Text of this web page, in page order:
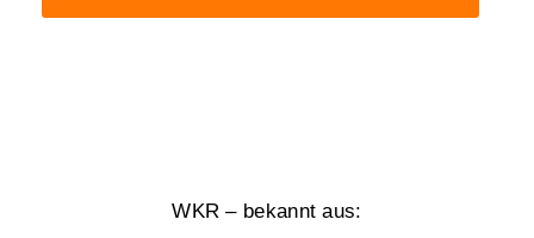
WKR – bekannt aus: